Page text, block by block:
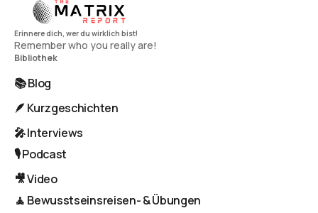
Remember who you really are!
Bibliothek
📚 Blog
🪶 Kurzgeschichten
🎤 Interviews
🎙️ Podcast
🎥 Video
🧘 Bewusstseinsreisen- & Übungen